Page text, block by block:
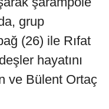
grup
(26) ile Rıfat
hayatını
ve Bülent Ortaç